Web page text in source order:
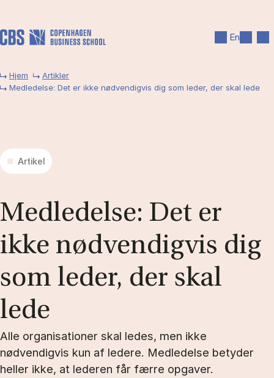
En
Hjem
Artikler
Medledelse: Det er ikke nødvendigvis dig som leder, der skal lede
Artikel
Med­le­del­se: Det er
ikke nød­ven­dig­vis dig
som le­der, der skal
lede
Alle organisationer skal ledes, men ikke
nødvendigvis kun af ledere. Medledelse betyder
heller ikke, at lederen får færre opgaver.